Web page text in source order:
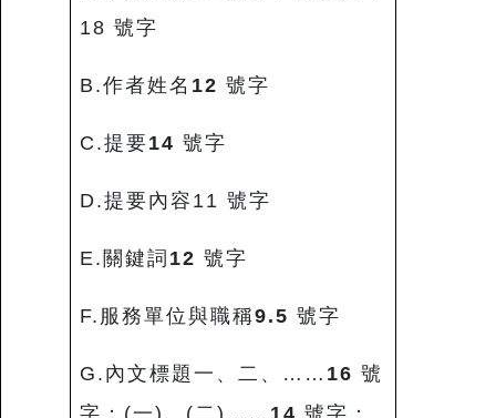
18 號字
B.作者姓名 12 號字
C.提要14 號字
D.提要內容11 號字
E.關鍵詞 12 號字
F.服務單位與職稱9.5 號字
G.內文標題一、二、…… 16 號
字；(一)、(二)…… 14 號字；